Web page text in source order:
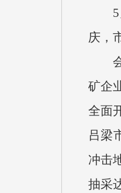
庆，
矿企
全面
吕梁
冲击
抽采